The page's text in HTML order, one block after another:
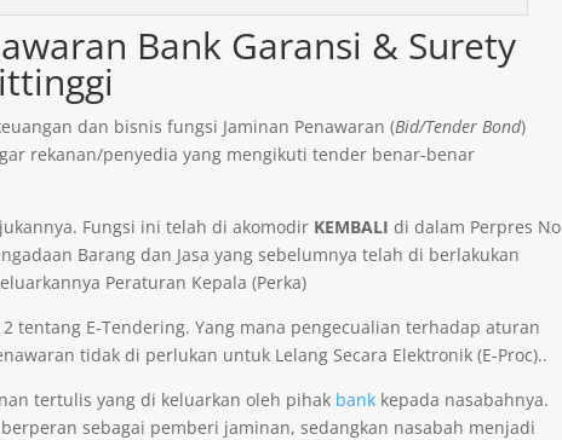
Bank Garansi & Surety
dan bisnis fungsi Jaminan Penawaran (Bid/Tender Bond)
rekanan/penyedia yang mengikuti tender benar-benar
Fungsi ini telah di akomodir KEMBALI di dalam Perpres No
Barang dan Jasa yang sebelumnya telah di berlakukan
Peraturan Kepala (Perka)
tentang E-Tendering. Yang mana pengecualian terhadap aturan
tidak di perlukan untuk Lelang Secara Elektronik (E-Proc)..
tertulis yang di keluarkan oleh pihak bank kepada nasabahnya.
sebagai pemberi jaminan, sedangkan nasabah menjadi